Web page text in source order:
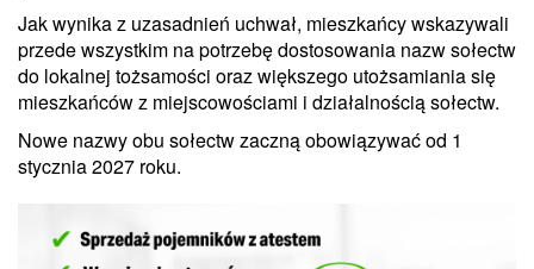
Jak wynika z uzasadnień uchwał, mieszkańcy wskazywali
przede wszystkim na potrzebę dostosowania nazw sołectw
do lokalnej tożsamości oraz większego utożsamiania się
mieszkańców z miejscowościami i działalnością sołectw.
Nowe nazwy obu sołectw zaczną obowiązywać od 1
stycznia 2027 roku.